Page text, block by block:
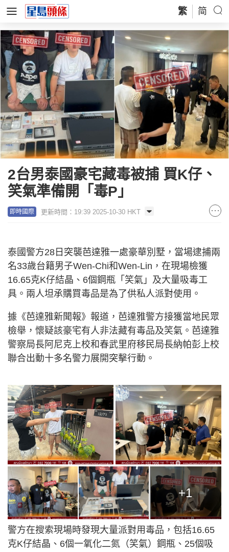
繁 简
2台男泰國豪宅藏毒被捕 買K仔、
笑氣準備開「毒P」
即時國際 更新時間：19:39 2025-10-30 HKT
泰國警方28日突襲芭達雅一處豪華別墅，當場逮捕兩
名33歲台籍男子Wen-Chi和Wen-Lin，在現場檢獲
16.65克K仔結晶、6個鋼瓶「笑氣」及大量吸毒工
具。兩人坦承購買毒品是為了供私人派對使用。
據《芭達雅新聞報》報道，芭達雅警方接獲當地民眾
檢舉，懷疑該豪宅有人非法藏有毒品及笑氣。芭達雅
警察局長阿尼克上校和春武里府移民局長納帕彭上校
聯合出動十多名警力展開突擊行動。
+1
警方在搜索現場時發現大量派對用毒品，包括16.65
克K仔結晶、6個一氧化二氮（笑氣）鋼瓶、25個吸